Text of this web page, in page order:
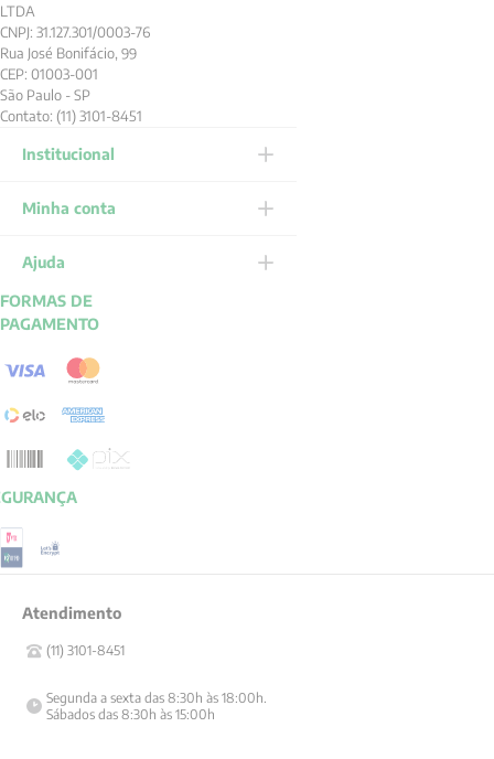
LTDA
CNPJ: 31.127.301/0003-76
Rua José Bonifácio, 99
CEP: 01003-001
São Paulo - SP
Contato: (11) 3101-8451
Institucional
Minha conta
Ajuda
FORMAS DE
PAGAMENTO
Atendimento
(11) 3101-8451
Segunda a sexta das 8:30h às 18:00h.
Sábados das 8:30h às 15:00h